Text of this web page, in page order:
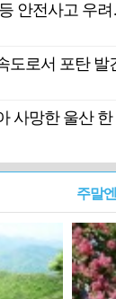
안전사고 우
도로서 포탄
사망한 울산
주말